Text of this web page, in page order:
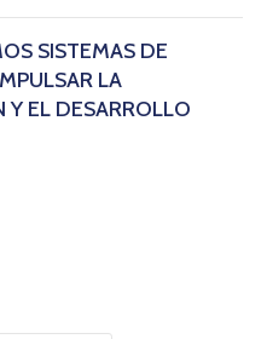
SISTEMAS DE
LA
Y EL DESARROLLO